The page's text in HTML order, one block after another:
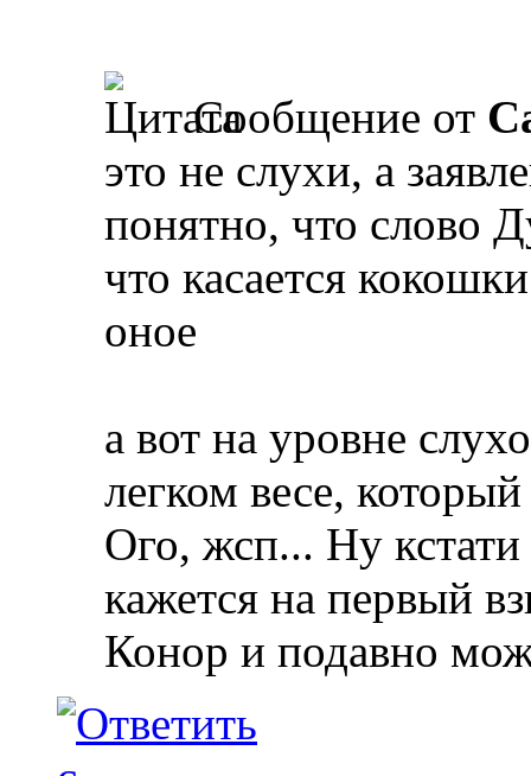
Сообщение от
это не слухи, а
понятно, что слово
что касается
оное
а вот на уровне
легком весе,
Ого, жсп... Ну
кажется на первый
Конор и подавно